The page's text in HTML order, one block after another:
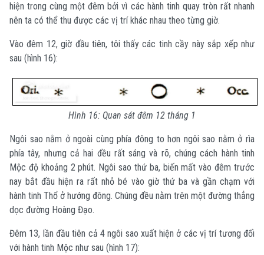
hiện trong cùng một đêm bởi vì các hành tinh quay tròn rất nhanh
nên ta có thể thu được các vị trí khác nhau theo từng giờ.
Vào đêm 12, giờ đầu tiên, tôi thấy các tinh cầy này sắp xếp như
sau (hình 16):
Hình 16: Quan sát đêm 12 tháng 1
Ngôi sao nằm ở ngoài cùng phía đông to hơn ngôi sao nằm ở rìa
phía tây, nhưng cả hai đều rất sáng và rõ, chúng cách hành tinh
Mộc độ khoảng 2 phút. Ngôi sao thứ ba, biến mất vào đêm trước
nay bắt đầu hiện ra rất nhỏ bé vào giờ thứ ba và gần chạm với
hành tinh Thổ ở hướng đông. Chúng đều nằm trên một đường thẳng
dọc đường Hoàng Đạo.
Đêm 13, lần đầu tiên cả 4 ngôi sao xuất hiện ở các vị trí tương đối
với hành tinh Mộc như sau (hình 17):